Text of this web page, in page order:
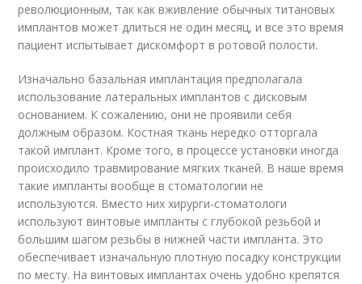
революционным, так как вживление обычных титановых
имплантов может длиться не один месяц, и все это время
пациент испытывает дискомфорт в ротовой полости.
Изначально базальная имплантация предполагала
использование латеральных имплантов с дисковым
основанием. К сожалению, они не проявили себя
должным образом. Костная ткань нередко отторгала
такой имплант. Кроме того, в процессе установки иногда
происходило травмирование мягких тканей. В наше время
такие импланты вообще в стоматологии не
используются. Вместо них хирурги-стоматологи
используют винтовые импланты с глубокой резьбой и
большим шагом резьбы в нижней части импланта. Это
обеспечивает изначальную плотную посадку конструкции
по месту. На винтовых имплантах очень удобно крепятся